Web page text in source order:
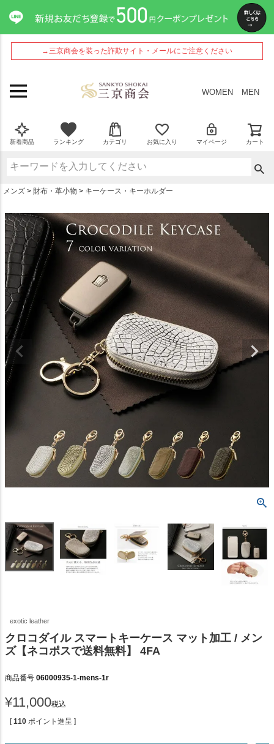
→三京商会を装った詐欺サイト・メールにご注意ください
WOMEN MEN
新着商品 ランキング カテゴリ お気に入り マイページ カート
メンズ 財布・革小物 キーケース・キーホルダー
exotic leather
クロコダイル スマートキーケース マット加工 / メン
ズ【ネコポスで送料無料】 4FA
商品番号 06000935-1-mens-1r
¥11,000税込
[ 110 ポイント進呈 ]
ペー
ジト
ップ
へ